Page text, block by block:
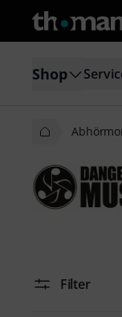
Shop
Filter